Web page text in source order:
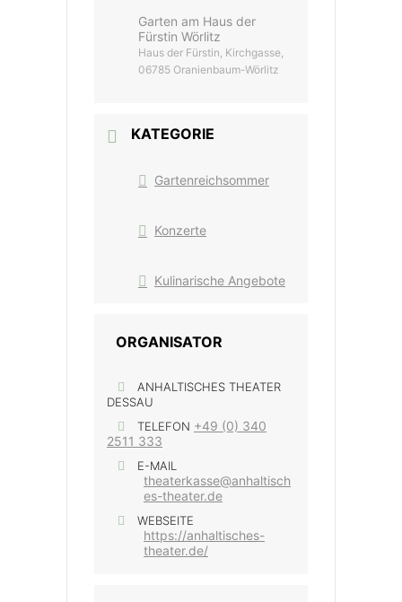
Garten am Haus der
Fürstin Wörlitz
Haus der Fürstin, Kirchgasse,
06785 Oranienbaum-Wörlitz
KATEGORIE
Gartenreichsommer
Konzerte
Kulinarische Angebote
ORGANISATOR
ANHALTISCHES THEATER
DESSAU
TELEFON +49 (0) 340
2511 333
E-MAIL
theaterkasse@anhaltisch
es-theater.de
WEBSEITE
https://anhaltisches-
theater.de/